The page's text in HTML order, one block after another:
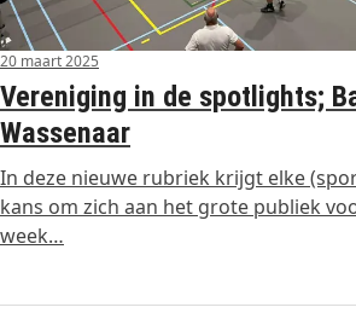
20 maart 2025
Vereniging in de spotlights;
Wassenaar
In deze nieuwe rubriek krijgt elke
kans om zich aan het grote publiek
week…